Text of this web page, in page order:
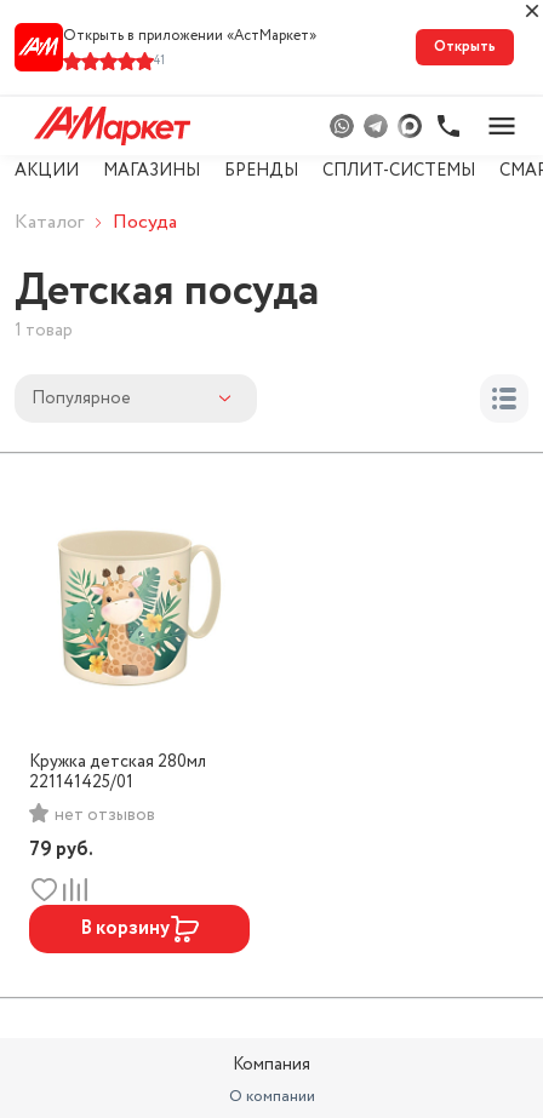
Открыть в приложении «АстМарке‪т‬»
41
Открыть
АКЦИИ МАГАЗИНЫ БРЕНДЫ СПЛИТ-СИСТЕМЫ
Каталог Посуда
Детская посуда
1 товар
Популярное
Кружка детская 280мл
221141425/01
нет отзывов
79 руб.
В корзину
Компания
О компании